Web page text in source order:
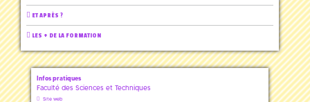
ET APRÈS ?
LES + DE LA FORMATION
Infos pratiques
Faculté des Sciences et Techniques
Site web